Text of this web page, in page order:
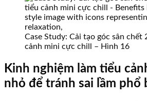
Case Study: Cải tạo góc sân chết
cảnh mini cực chill – Hình 16
Kinh nghiệm làm tiểu
nhỏ để tránh sai lầm phổ